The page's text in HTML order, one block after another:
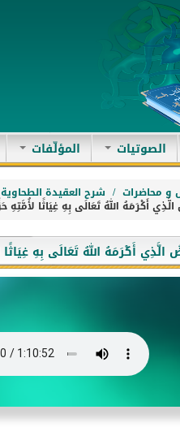
الصوتيات المؤلّفات
و محاضرات شرح العقيدة الطحاوية